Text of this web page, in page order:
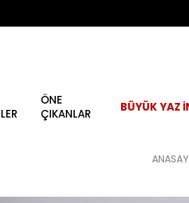
ÖNE
ÇIKANLAR
BÜYÜK YAZ